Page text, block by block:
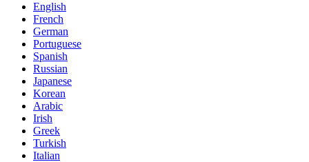
English
French
German
Portuguese
Spanish
Russian
Japanese
Korean
Arabic
Irish
Greek
Turkish
Italian